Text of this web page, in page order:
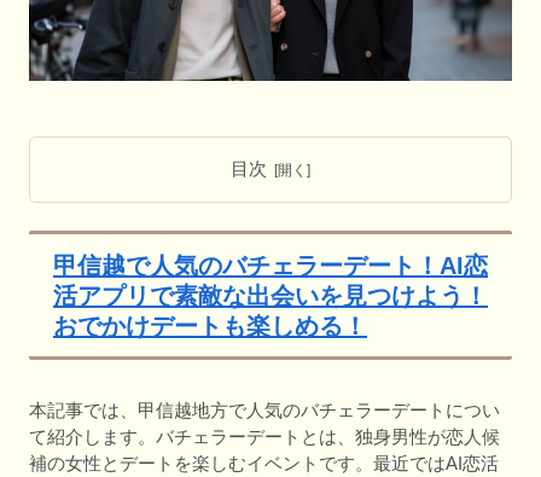
目次
甲信越で人気のバチェラーデート！AI恋
活アプリで素敵な出会いを見つけよう！
おでかけデートも楽しめる！
本記事では、甲信越地方で人気のバチェラーデートについ
て紹介します。バチェラーデートとは、独身男性が恋人候
補の女性とデートを楽しむイベントです。最近ではAI恋活